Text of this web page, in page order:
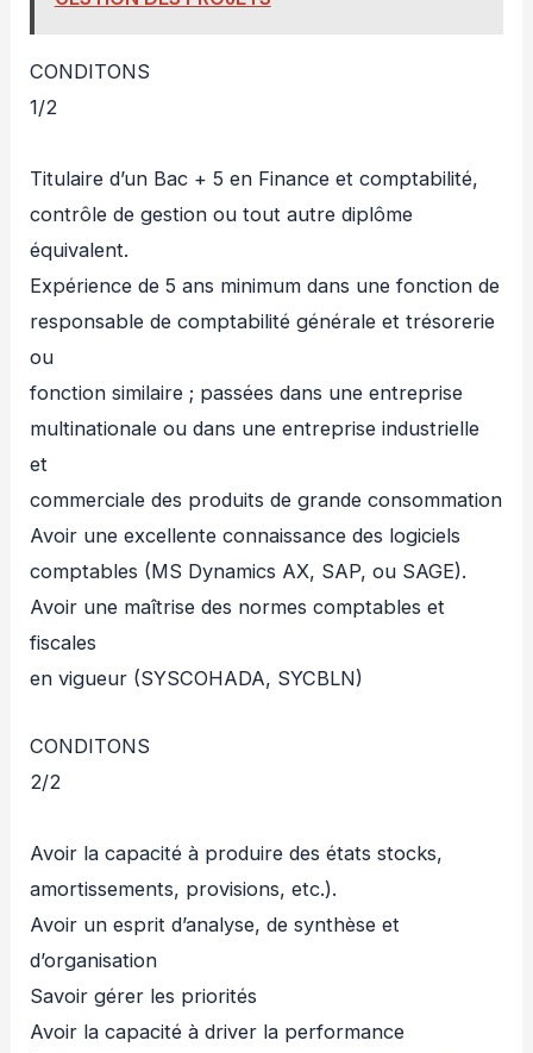
CONDITONS
1/2
Titulaire d’un Bac + 5 en Finance et comptabilité,
contrôle de gestion ou tout autre diplôme
équivalent.
Expérience de 5 ans minimum dans une fonction de
responsable de comptabilité générale et trésorerie
ou
fonction similaire ; passées dans une entreprise
multinationale ou dans une entreprise industrielle
et
commerciale des produits de grande consommation
Avoir une excellente connaissance des logiciels
comptables (MS Dynamics AX, SAP, ou SAGE).
Avoir une maîtrise des normes comptables et
fiscales
en vigueur (SYSCOHADA, SYCBLN)
CONDITONS
2/2
Avoir la capacité à produire des états stocks,
amortissements, provisions, etc.).
Avoir un esprit d’analyse, de synthèse et
d’organisation
Savoir gérer les priorités
Avoir la capacité à driver la performance